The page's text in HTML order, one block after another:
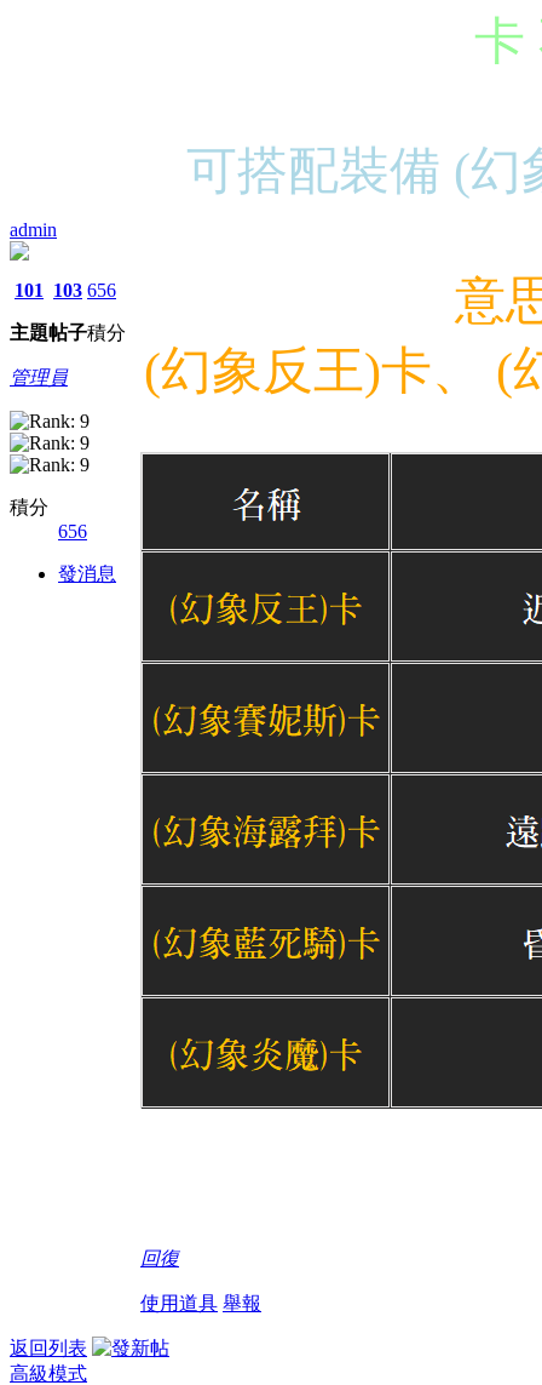
admin
101
主題
103
帖子
656
積分
管理員
積分
656
發消息
卡
可搭配裝備 (幻
意
(幻象反王)卡、
(
回復
使用道具 舉報
返回列表
高級模式